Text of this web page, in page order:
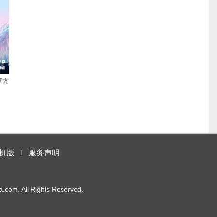
方
版 ‖ 服务声明
All Rights Reserved.